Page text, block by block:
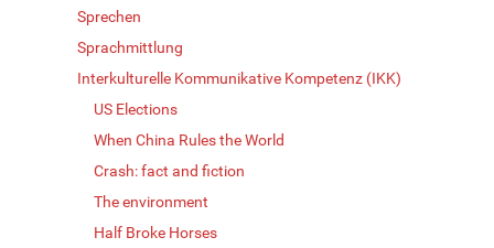
Sprechen
Sprachmittlung
Interkulturelle Kommunikative Kompetenz (IKK)
US Elections
When China Rules the World
Crash: fact and fiction
The environment
Half Broke Horses